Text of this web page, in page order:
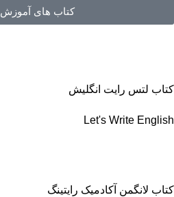
کتاب های آموزش Writing
کتاب لتس رایت انگلیش
Let's Write English
کتاب لانگمن آکادمیک رایتینگ